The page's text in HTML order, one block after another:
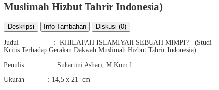
Muslimah Hizbut Tahrir Indonesia)
Deskripsi Info Tambahan Diskusi (0)
Judul : KHILAFAH ISLAMIYAH SEBUAH MIMPI? (Studi
Kritis Terhadap Gerakan Dakwah Muslimah Hizbut Tahrir Indonesia)
Penulis : Suhartini Ashari, M.Kom.I
Ukuran : 14,5 x 21 cm